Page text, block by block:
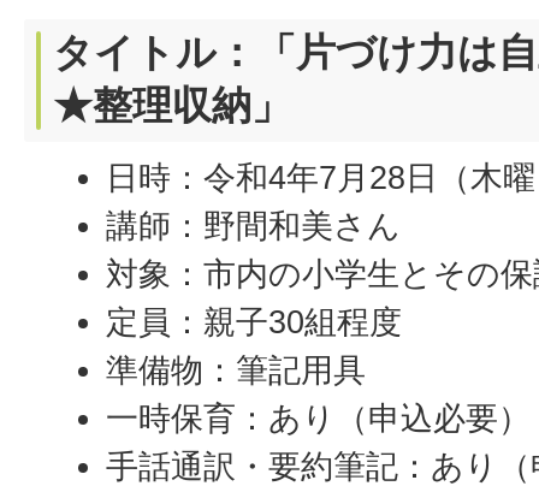
タイトル：「片づけ力は
★整理収納」
日時：令和4年7月28日（木
講師：野間和美さん
対象：市内の小学生とその
定員：親子30組程度
準備物：筆記用具
一時保育：あり（申込必要）
手話通訳・要約筆記：あり